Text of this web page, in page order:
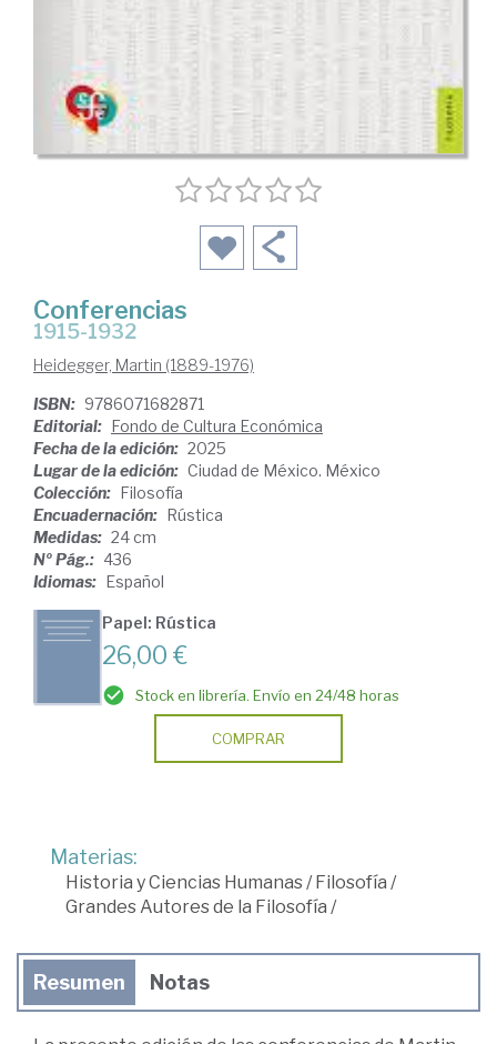
Conferencias
1915-1932
Heidegger, Martin (1889-1976)
ISBN: 9786071682871
Editorial: Fondo de Cultura Económica
Fecha de la edición: 2025
Lugar de la edición: Ciudad de México. México
Colección: Filosofía
Encuadernación: Rústica
Medidas: 24 cm
Nº Pág.: 436
Idiomas: Español
Papel: Rústica
26,00 €
Stock en librería. Envío en 24/48 horas
COMPRAR
Materias:
Historia y Ciencias Humanas/ Filosofía /
Grandes Autores de la Filosofía /
Resumen Notas